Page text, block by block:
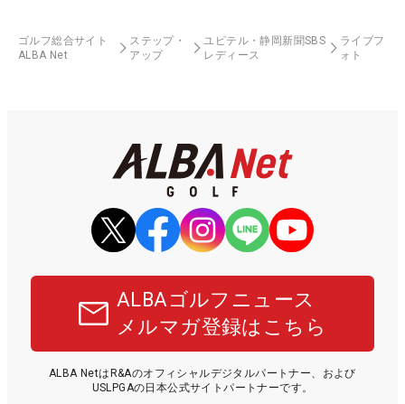
ゴルフ総合サイト
ALBA Net
ステップ・
アップ
ユピテル・静岡新聞SBS
レディース
ライブフ
ォト
ALBAゴルフニュース
メルマガ登録はこちら
ALBA NetはR&Aのオフィシャルデジタルパートナー、および
USLPGAの日本公式サイトパートナーです。